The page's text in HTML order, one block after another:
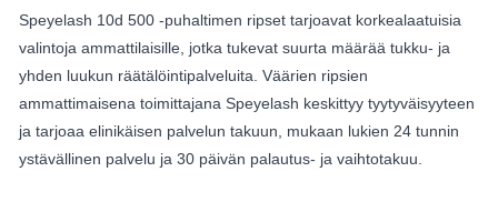
Speyelash 10d 500 -puhaltimen ripset tarjoavat korkealaatuisia
valintoja ammattilaisille, jotka tukevat suurta määrää tukku- ja
yhden luukun räätälöintipalveluita. Väärien ripsien
ammattimaisena toimittajana Speyelash keskittyy tyytyväisyyteen
ja tarjoaa elinikäisen palvelun takuun, mukaan lukien 24 tunnin
ystävällinen palvelu ja 30 päivän palautus- ja vaihtotakuu.